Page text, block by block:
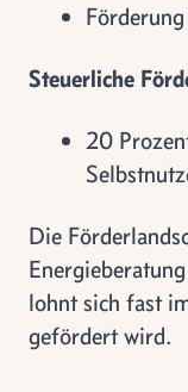
Steuerliche
20
Die
lohnt sich fast
gefördert wird.